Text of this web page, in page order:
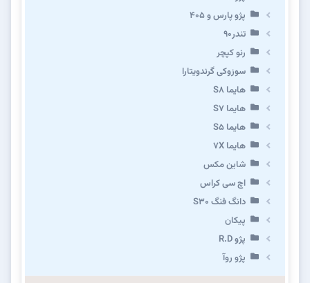
پژو پارس و ۴۰۵
تندر۹۰
رنو کپچر
سوزوکی گرندویتارا
هایما S8
هایما S7
هایما S5
هایما 7X
شاین مکس
اچ سی کراس
دانگ فنگ S30
پیکان
پژو R.D
پژو روآ